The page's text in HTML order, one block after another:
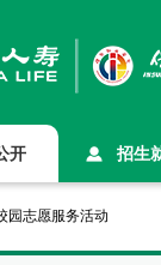
开 招生
园志愿服务活动